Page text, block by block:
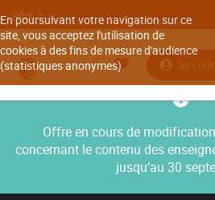
En poursuivant votre navigation sur ce
site, vous acceptez l'utilisation de
cookies à des fins de mesure d'audience
(statistiques anonymes).
Aller à
Se
Offre en cours de
concernant le contenu des
jusqu’au 30